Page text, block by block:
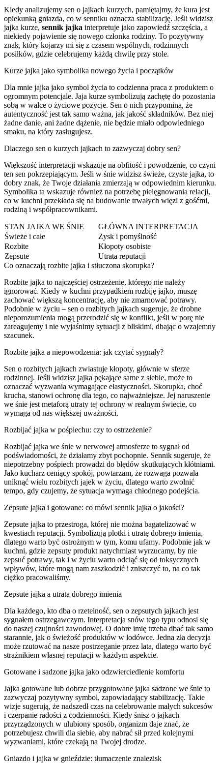
Kiedy analizujemy sen o jajkach kurzych, pamiętajmy, że kura jest
opiekunką gniazda, co w senniku oznacza stabilizację. Jeśli widzisz
jajka kurze, sennik jajka interpretuje jako zapowiedź szczęścia, a
niekiedy pojawienie się nowego członka rodziny. To pozytywny
znak, który kojarzy mi się z czasem wspólnych, rodzinnych
posiłków, gdzie celebrujemy każdą chwilę przy stole.
Kurze jajka jako symbolika nowego życia i początków
Dla mnie jajka jako symbol życia to codzienna praca z produktem o
ogromnym potencjale. Jaja kurze symbolizują zachętę do pozostania
sobą w walce o życiowe pozycje. Sen o nich przypomina, że
autentyczność jest tak samo ważna, jak jakość składników. Bez niej
żadne danie, ani żadne dążenie, nie będzie miało odpowiedniego
smaku, na który zasługujesz.
Dlaczego sen o kurzych jajkach to zazwyczaj dobry sen?
Większość interpretacji wskazuje na obfitość i powodzenie, co czyni
ten sen pokrzepiającym. Jeśli w śnie widzisz świeże, czyste jajka, to
dobry znak, że Twoje działania zmierzają w odpowiednim kierunku.
Symbolika ta wskazuje również na potrzebę pielęgnowania relacji,
co w kuchni przekłada się na budowanie trwałych więzi z gośćmi,
rodziną i współpracownikami.
STAN JAJKA WE ŚNIE
GŁÓWNA INTERPRETACJA
Świeże i całe
Zysk i pomyślność
Rozbite
Kłopoty osobiste
Zepsute
Utrata reputacji
Co oznaczają rozbite jajka i stłuczona skorupka?
Rozbite jajka to najczęściej ostrzeżenie, którego nie należy
ignorować. Kiedy w kuchni przypadkiem rozbiję jajko, muszę
zachować większą koncentrację, aby nie zmarnować potrawy.
Podobnie w życiu – sen o rozbitych jajkach sugeruje, że drobne
nieporozumienia mogą przerodzić się w konflikt, jeśli w porę nie
zareagujemy i nie wyjaśnimy sytuacji z bliskimi, dbając o wzajemny
szacunek.
Rozbite jajka a niepowodzenia: jak czytać sygnały?
Sen o rozbitych jajkach zwiastuje kłopoty, głównie w sferze
rodzinnej. Jeśli widzisz jajka pękające same z siebie, może to
oznaczać wyzwania wymagające elastyczności. Skorupka, choć
krucha, stanowi ochronę dla tego, co najważniejsze. Jej naruszenie
we śnie jest metaforą utraty tej ochrony w realnym świecie, co
wymaga od nas większej uważności.
Rozbijać jajka w pośpiechu: czy to ostrzeżenie?
Rozbijać jajka we śnie w nerwowej atmosferze to sygnał od
podświadomości, że działamy zbyt pochopnie. Sennik sugeruje, że
niepotrzebny pośpiech prowadzi do błędów skutkujących kłótniami.
Jako kucharz ceniący spokój, powtarzam, że rozwaga pozwala
uniknąć wielu rozbitych jajek w życiu, dlatego warto zwolnić
tempo, gdy czujemy, że sytuacja wymaga chłodnego podejścia.
Zepsute jajka i gotowane: co mówi sennik jajka o jakości?
Zepsute jajka to przestroga, której nie można bagatelizować w
kwestiach reputacji. Symbolizują plotki i utratę dobrego imienia,
dlatego warto być ostrożnym w tym, komu ufamy. Podobnie jak w
kuchni, gdzie zepsuty produkt natychmiast wyrzucamy, by nie
zepsuć potrawy, tak i w życiu warto odciąć się od toksycznych
wpływów, które mogą nam zaszkodzić i zniszczyć to, na co tak
ciężko pracowaliśmy.
Zepsute jajka a utrata dobrego imienia
Dla każdego, kto dba o rzetelność, sen o zepsutych jajkach jest
sygnałem ostrzegawczym. Interpretacja snów tego typu odnosi się
do naszej czujności zawodowej. O dobre imię trzeba dbać tak samo
starannie, jak o świeżość produktów w lodówce. Jedna zła decyzja
może rzutować na nasze postrzeganie przez lata, dlatego warto być
strażnikiem własnej reputacji w każdym aspekcie.
Gotowane i sadzone jajka jako odzwierciedlenie komfortu
Jajka gotowane lub dobrze przygotowane jajka sadzone we śnie to
zazwyczaj pozytywny symbol, zapowiadający stabilizację. Takie
wizje sugerują, że nadszedł czas na celebrowanie małych sukcesów
i czerpanie radości z codzienności. Kiedy śnisz o jajkach
przyrządzonych w ulubiony sposób, organizm daje znać, że
potrzebujesz chwili dla siebie, aby nabrać sił przed kolejnymi
wyzwaniami, które czekają na Twojej drodze.
Gniazdo i jajka w gnieździe: tłumaczenie znalezisk